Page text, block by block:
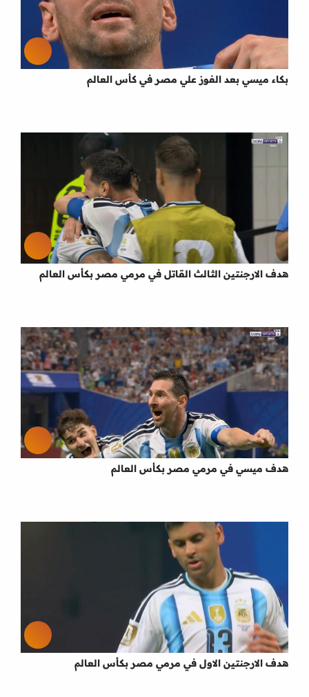
بكاء ميسي بعد الفوز علي مصر في كأس العالم
هدف الارجنتين الثالث القاتل في مرمي مصر بكأس العالم
هدف ميسي في مرمي مصر بكأس العالم
هدف الارجنتين الاول في مرمي مصر بكأس العالم